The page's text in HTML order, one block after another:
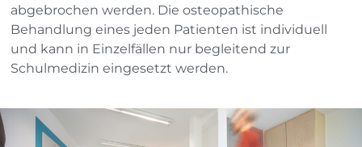
abgebrochen werden. Die osteopathische
Behandlung eines jeden Patienten ist individuell
und kann in Einzelfällen nur begleitend zur
Schulmedizin eingesetzt werden.